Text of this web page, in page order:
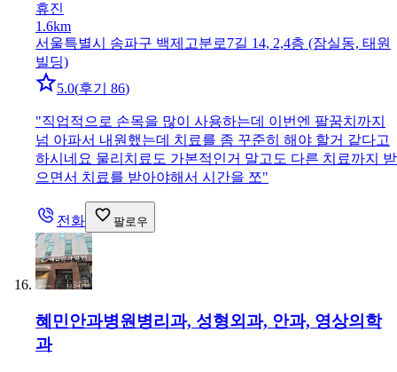
휴진
1.6km
서울특별시 송파구 백제고분로7길 14, 2,4층 (잠실동, 태원
빌딩)
5.0(후기 86)
"직업적으로 손목을 많이 사용하는데 이번엔 팔꿈치까지
넘 아파서 내원했는데 치료를 좀 꾸준히 해야 할거 같다고
하시네요 물리치료도 가본적인거 말고도 다른 치료까지 받
으면서 치료를 받아야해서 시간을 쪼"
전화 팔로우
혜민안과병원 병리과, 성형외과, 안과, 영상의학
과